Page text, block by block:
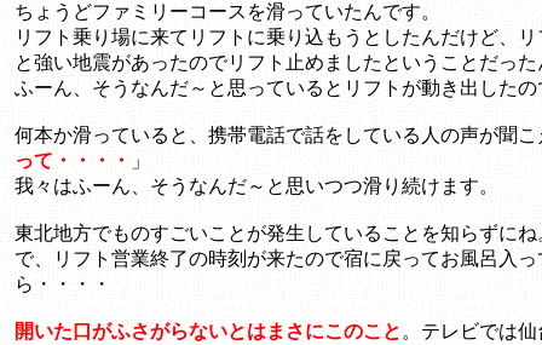
ちょうどファミリーコースを滑っていたんです。
リフト乗り場に来てリフトに乗り込もうとしたんだけど、
と強い地震があったのでリフト止めましたということだっ
ふーん、そうなんだ～と思っているとリフトが動き出した
何本か滑っていると、携帯電話で話をしている人の声が聞
って・・・・
」
我々はふーん、そうなんだ～と思いつつ滑り続けます。
東北地方でものすごいことが発生していることを知らずにね
で、リフト営業終了の時刻が来たので宿に戻ってお風呂入
ら・・・・
開いた口がふさがらないとはまさにこのこと 。テレビでは